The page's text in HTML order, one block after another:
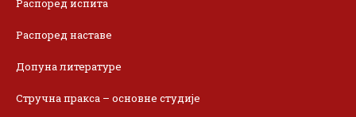
Распоред испита
Распоред наставе
Допуна литературе
Стручна пракса – основне студије